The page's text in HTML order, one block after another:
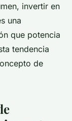
invertir en
una
que potencia
tendencia
de